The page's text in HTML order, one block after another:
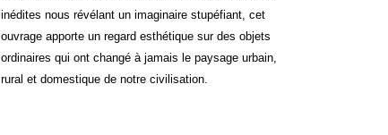
inédites nous révélant un imaginaire stupéfiant, cet
ouvrage apporte un regard esthétique sur des objets
ordinaires qui ont changé à jamais le paysage urbain,
rural et domestique de notre civilisation.